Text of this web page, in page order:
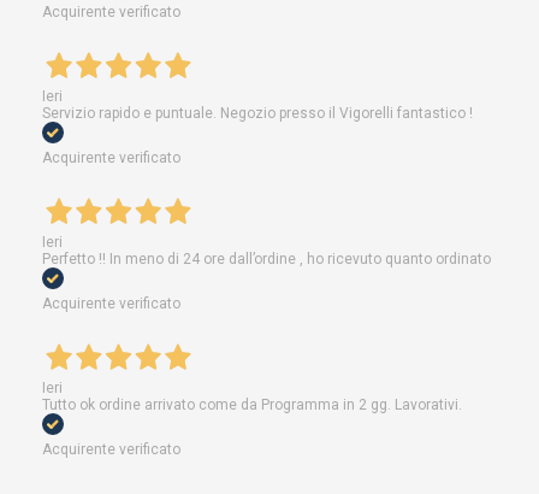
Acquirente verificato
Ieri
Servizio rapido e puntuale. Negozio presso il Vigorelli fantastico !
Acquirente verificato
Ieri
Perfetto !! In meno di 24 ore dall’ordine , ho ricevuto quanto ordinato
Acquirente verificato
Ieri
Tutto ok ordine arrivato come da Programma in 2 gg. Lavorativi.
Acquirente verificato